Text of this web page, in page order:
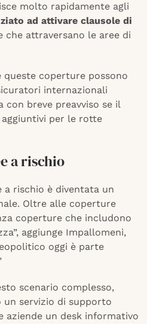
molto rapidamente agli
ad attivare clausole di
che attraversano le aree di
coperture possono
internazionali
breve preavviso se il
per le rotte
a rischio
a rischio è diventata un
Oltre alle coperture
coperture che includono
aggiunge Impallomeni,
oggi è parte
scenario complesso,
un servizio di supporto
aziende un desk informativo